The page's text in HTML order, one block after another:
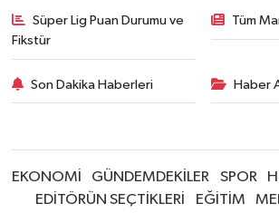
Süper Lig Puan Durumu ve
Fikstür
Tüm
Son Dakika Haberleri Haber
EKONOMİ GÜNDEMDEKİLER SPOR
EDİTÖRÜN SEÇTİKLERİ
EĞİTİM